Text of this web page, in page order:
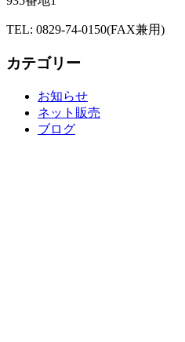
TEL: 0829-74-0150(FAX兼用)
カテゴリー
お知らせ
ネット販売
ブログ